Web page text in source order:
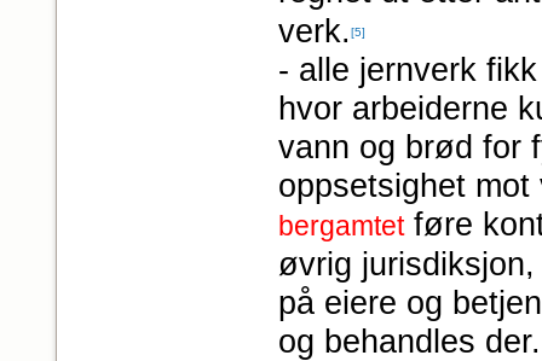
verk. [5]
- alle jernverk
hvor arbeiderne
vann og brød for
oppsetsighet
bergamtetføre
øvrig
på eiere og
og behandles der.